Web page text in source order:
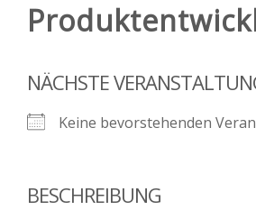
NÄCHSTE
Keine bevorstehenden
BESCHREIBUNG